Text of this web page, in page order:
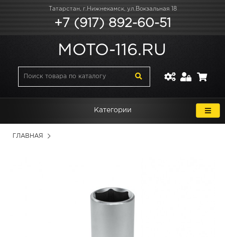
Татарстан, г.Нижнекамск, ул.Вокзальная 18
+7 (917) 892-60-51
MOTO-116.RU
Категории
ГЛАВНАЯ